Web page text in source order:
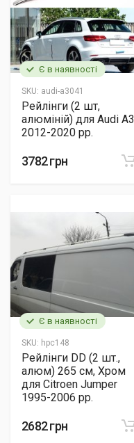
Є в наявності
SKU: audi-a3041
Рейлінги (2 шт,
алюміній) для Audi A3
2012-2020 рр.
3782 грн
Є в наявності
SKU: hpc148
Рейлінги DD (2 шт.,
алюм) 265 см, Хром
для Citroen Jumper
1995-2006 рр.
2682 грн